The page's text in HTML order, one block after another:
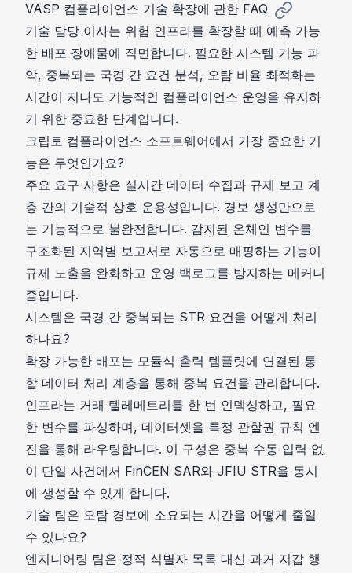
VASP 컴플라이언스 기술 확장에 관한 FAQ
기술 담당 이사는 위험 인프라를 확장할 때 예측 가능
한 배포 장애물에 직면합니다. 필요한 시스템 기능 파
악, 중복되는 국경 간 요건 분석, 오탐 비율 최적화는
시간이 지나도 기능적인 컴플라이언스 운영을 유지하
기 위한 중요한 단계입니다.
크립토 컴플라이언스 소프트웨어에서 가장 중요한 기
능은 무엇인가요?
주요 요구 사항은 실시간 데이터 수집과 규제 보고 계
층 간의 기술적 상호 운용성입니다. 경보 생성만으로
는 기능적으로 불완전합니다. 감지된 온체인 변수를
구조화된 지역별 보고서로 자동으로 매핑하는 기능이
규제 노출을 완화하고 운영 백로그를 방지하는 메커니
즘입니다.
시스템은 국경 간 중복되는 STR 요건을 어떻게 처리
하나요?
확장 가능한 배포는 모듈식 출력 템플릿에 연결된 통
합 데이터 처리 계층을 통해 중복 요건을 관리합니다.
인프라는 거래 텔레메트리를 한 번 인덱싱하고, 필요
한 변수를 파싱하며, 데이터셋을 특정 관할권 규칙 엔
진을 통해 라우팅합니다. 이 구성은 중복 수동 입력 없
이 단일 사건에서 FinCEN SAR와 JFIU STR을 동시
에 생성할 수 있게 합니다.
기술 팀은 오탐 경보에 소요되는 시간을 어떻게 줄일
수 있나요?
엔지니어링 팀은 정적 식별자 목록 대신 과거 지갑 행